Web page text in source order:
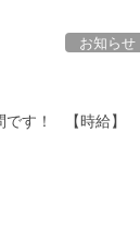
お知らせ
です！ 【時給】